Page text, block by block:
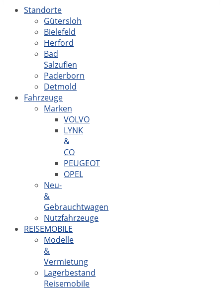
Standorte
Gütersloh
Bielefeld
Herford
Bad
Salzuflen
Paderborn
Detmold
Fahrzeuge
Marken
VOLVO
LYNK
&
CO
PEUGEOT
OPEL
Neu-
&
Gebrauchtwagen
Nutzfahrzeuge
REISEMOBILE
Modelle
&
Vermietung
Lagerbestand
Reisemobile